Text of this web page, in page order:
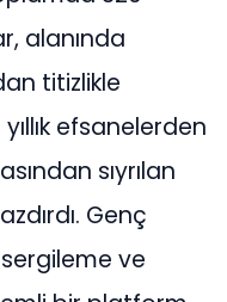
alanında
titizlikle
efsanelerden
sıyrılan
Genç
ve